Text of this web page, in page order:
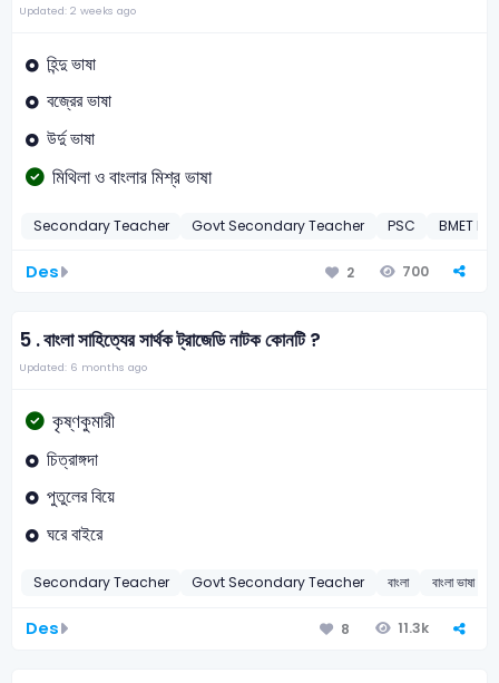
Updated: 2 weeks ago
হিন্দু ভাষা
বজ্রের ভাষা
উর্দু ভাষা
মিথিলা ও বাংলার মিশ্র ভাষা
Secondary Teacher Govt Secondary Teacher PSC BMET
Des 2 700
5 .বাংলা সাহিত্যের সার্থক ট্রাজেডি নাটক কোনটি ?
Updated: 6 months ago
কৃষ্ণকুমারী
চিত্রাঙ্গদা
পুতুলের বিয়ে
ঘরে বাইরে
Secondary Teacher Govt Secondary Teacher বাংলা বাংলা ভাষা ও
Des 8 11.3k